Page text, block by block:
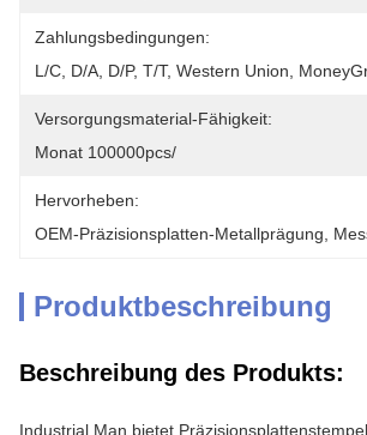
Zahlungsbedingungen:
L/C, D/A, D/P, T/T, Western Union,
Versorgungsmaterial-Fähigkeit:
Monat 100000pcs/
Hervorheben:
OEM-Präzisionsplatten-Metallprägung
Produktbeschreibung
Beschreibung des Produkts:
Industrial Man bietet